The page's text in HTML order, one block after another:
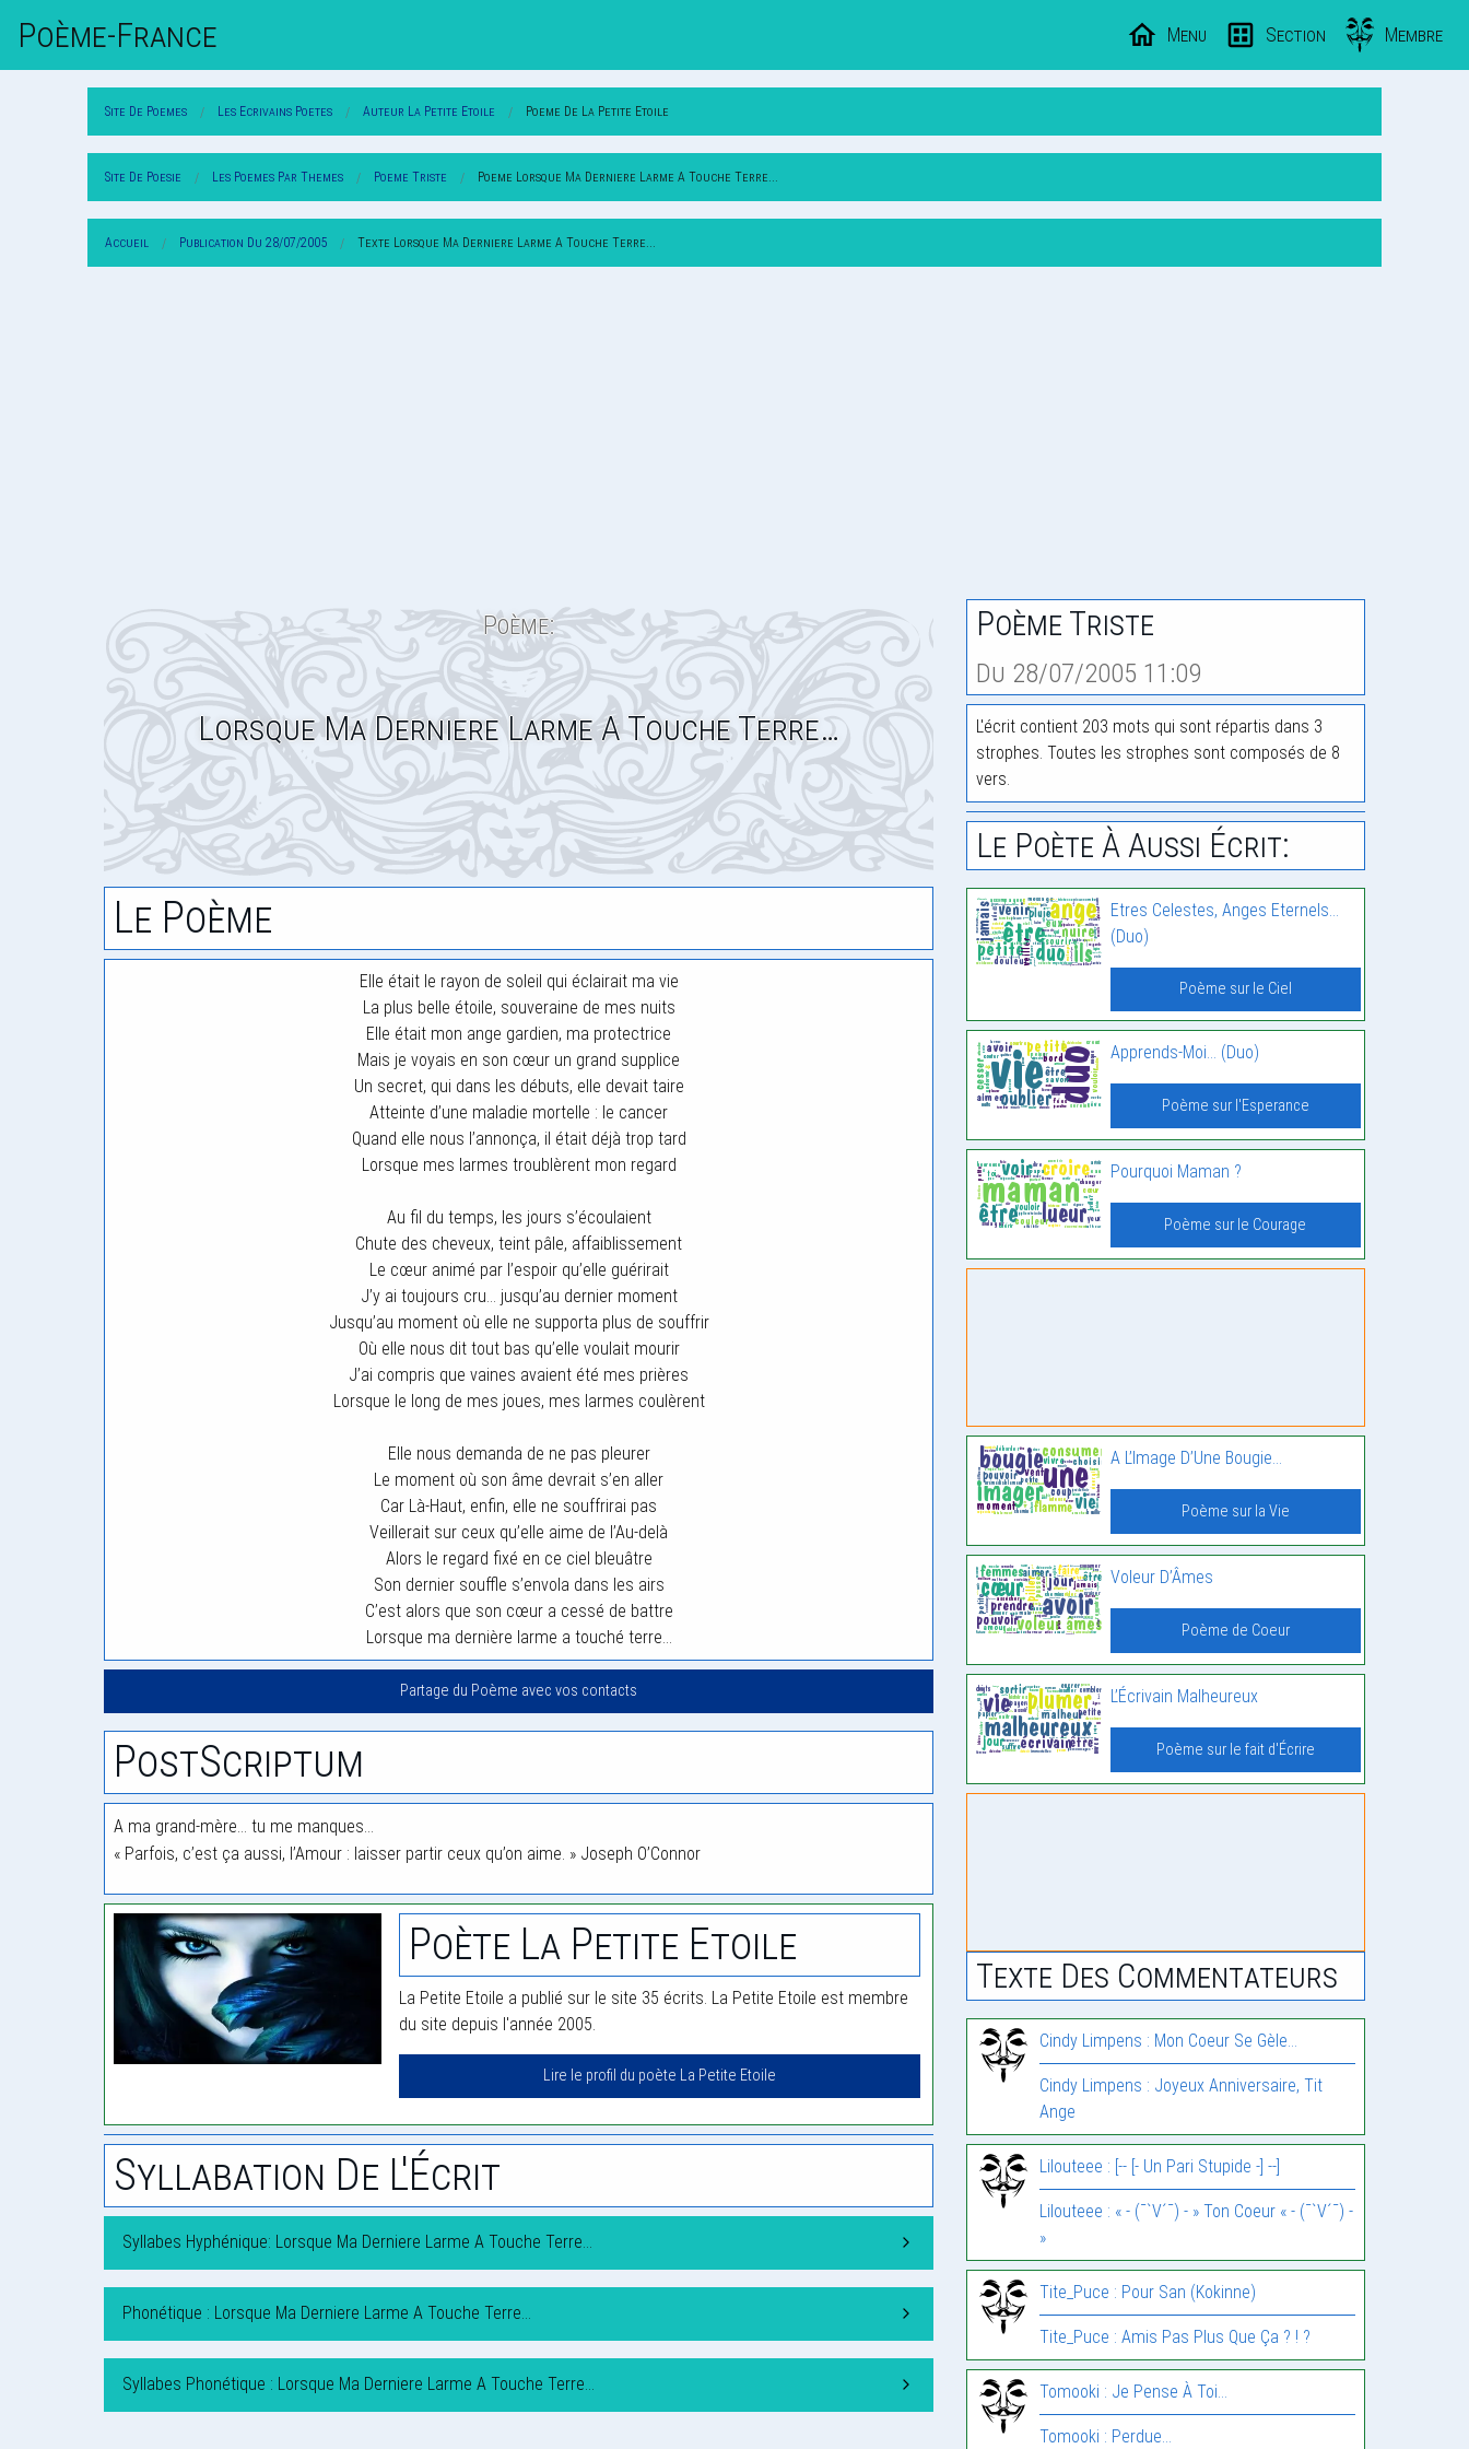
Poème-FrAnce Menu Section Membre
Site De Poemes Les Ecrivains Poetes Auteur La Petite Etoile Poeme De La Petite Etoile
Site De Poesie Les Poemes Par Themes Poeme Triste Poeme Lorsque Ma Derniere Larme A Touche Terre...
Accueil Publication Du 28/07/2005 Texte Lorsque Ma Derniere Larme A Touche Terre...
Poème:
Lorsque Ma Derniere Larme A Touche Terre…
Le Poème
Elle était le rayon de soleil qui éclairait ma vie
La plus belle étoile, souveraine de mes nuits
Elle était mon ange gardien, ma protectrice
Mais je voyais en son cœur un grand supplice
Un secret, qui dans les débuts, elle devait taire
Atteinte d’une maladie mortelle : le cancer
Quand elle nous l’annonça, il était déjà trop tard
Lorsque mes larmes troublèrent mon regard
Au fil du temps, les jours s’écoulaient
Chute des cheveux, teint pâle, affaiblissement
Le cœur animé par l’espoir qu’elle guérirait
J’y ai toujours cru… jusqu’au dernier moment
Jusqu’au moment où elle ne supporta plus de souffrir
Où elle nous dit tout bas qu’elle voulait mourir
J’ai compris que vaines avaient été mes prières
Lorsque le long de mes joues, mes larmes coulèrent
Elle nous demanda de ne pas pleurer
Le moment où son âme devrait s’en aller
Car Là-Haut, enfin, elle ne souffrirai pas
Veillerait sur ceux qu’elle aime de l’Au-delà
Alors le regard fixé en ce ciel bleuâtre
Son dernier souffle s’envola dans les airs
C’est alors que son cœur a cessé de battre
Lorsque ma dernière larme a touché terre…
Partage du Poème avec vos contacts
PostScriptum
A ma grand-mère… tu me manques…
« Parfois, c’est ça aussi, l’Amour : laisser partir ceux qu’on aime. » Joseph O’Connor
Poète La Petite Etoile
La Petite Etoile a publié sur le site 35 écrits. La Petite Etoile est membre
du site depuis l'année 2005.
Lire le profil du poète La Petite Etoile
Syllabation De L'Écrit
Syllabes Hyphénique: Lorsque Ma Derniere Larme A Touche Terre…
Phonétique : Lorsque Ma Derniere Larme A Touche Terre…
Syllabes Phonétique : Lorsque Ma Derniere Larme A Touche Terre…
Poème Triste
Du 28/07/2005 11:09
L'écrit contient 203 mots qui sont répartis dans 3
strophes. Toutes les strophes sont composés de 8
vers.
Le Poète À Aussi Écrit:
Etres Celestes, Anges Eternels…
(Duo)
Poème sur le Ciel
Apprends-Moi… (Duo)
Poème sur l'Esperance
Pourquoi Maman ?
Poème sur le Courage
A L’Image D’Une Bougie…
Poème sur la Vie
Voleur D’Âmes
Poème de Coeur
L’Écrivain Malheureux
Poème sur le fait d'Écrire
Texte Des Commentateurs
Cindy Limpens : Mon Coeur Se Gèle…
Cindy Limpens : Joyeux Anniversaire, Tit
Ange
Lilouteee : [-- [- Un Pari Stupide -] --]
Lilouteee : « - (¯`V´¯) - » Ton Coeur « - (¯`V´¯) -
»
Tite_Puce : Pour San (Kokinne)
Tite_Puce : Amis Pas Plus Que Ça ? ! ?
Tomooki : Je Pense À Toi…
Tomooki : Perdue…